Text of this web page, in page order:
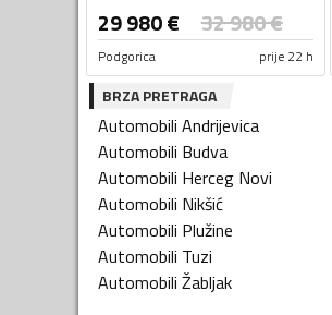
29 980€ 32 980€
Podgorica prije 22 h
BRZA PRETRAGA
Automobili Andrijevica
Automobili Budva
Automobili Herceg Novi
Automobili Nikšić
Automobili Plužine
Automobili Tuzi
Automobili Žabljak